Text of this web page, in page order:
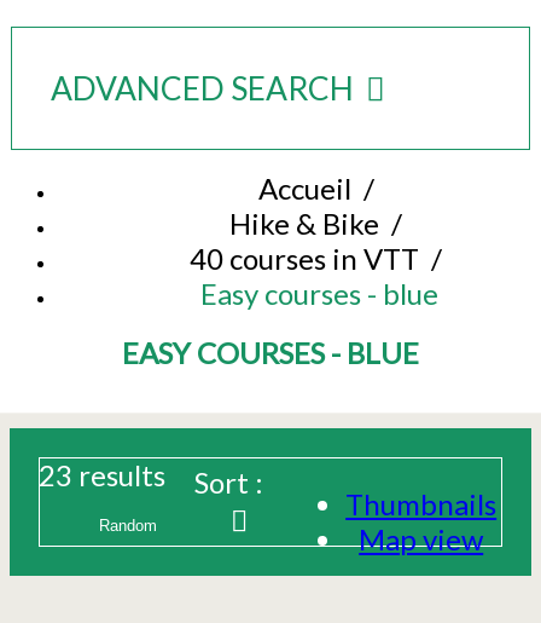
ADVANCED SEARCH
Accueil /
Hike & Bike /
40 courses in VTT /
Easy courses - blue
EASY COURSES - BLUE
Thumbnails
Map view
23 results Sort :